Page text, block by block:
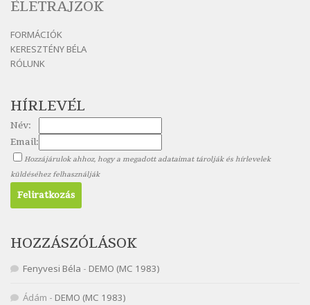
Szélkiáltó
Nagy Bandó András: Nyári éj
Szélkiáltó
Szélkiáltó
Nagy Bandó András: Pöttyös katica
Szélkiáltó
Nagy Bandó András: Scarabeus
Szélkiáltó
Nagy Bandó András: Ülj le csak egyszer
Nagy Bandó András: Vakondok
Nagy Bandó András: Vizilóblues
Szélkiáltó
ÉLETRAJZOK
FORMÁCIÓK
KERESZTÉNY BÉLA
RÓLUNK
HÍRLEVÉL
Név:
Email:
Hozzájárulok ahhoz, hogy a megadott adataimat tárolják és hírlevelek
küldéséhez felhasználják
HOZZÁSZÓLÁSOK
Fenyvesi Béla - DEMO (MC 1983)
Ádám - DEMO (MC 1983)